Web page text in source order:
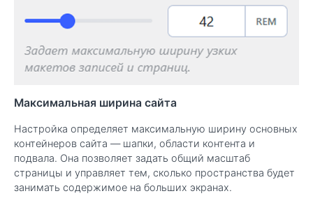
Максимальная ширина сайта
Настройка определяет максимальную ширину основных
контейнеров сайта — шапки, области контента и
подвала. Она позволяет задать общий масштаб
страницы и управляет тем, сколько пространства будет
занимать содержимое на больших экранах.